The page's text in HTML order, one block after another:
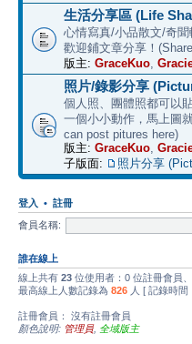
生活分享區 (Life
心情寫真/小品散文/奇
歡迎鋪文章分享！
版主: GraceKuo
照片/錄影分享
個人照、團體照都可以
一個小小動作，馬上圖
can post pitures here)
版主: GraceKuo
子版面:
照片分享
登入 • 註冊
會員名稱:
誰在線上
線上共有 23 位使用者：0 位註冊會員
最高線上人數記錄為 826 人 [ 記錄時間
註冊會員： 沒有註冊會員
顏色說明: 管理員, 全域版主